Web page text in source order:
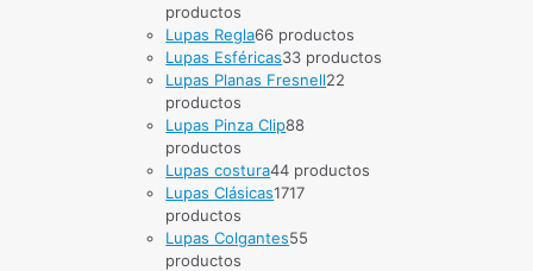
productos
Lupas Regla66 productos
Lupas Esféricas33 productos
Lupas Planas Fresnell22
productos
Lupas Pinza Clip88
productos
Lupas costura44 productos
Lupas Clásicas1717
productos
Lupas Colgantes55
productos